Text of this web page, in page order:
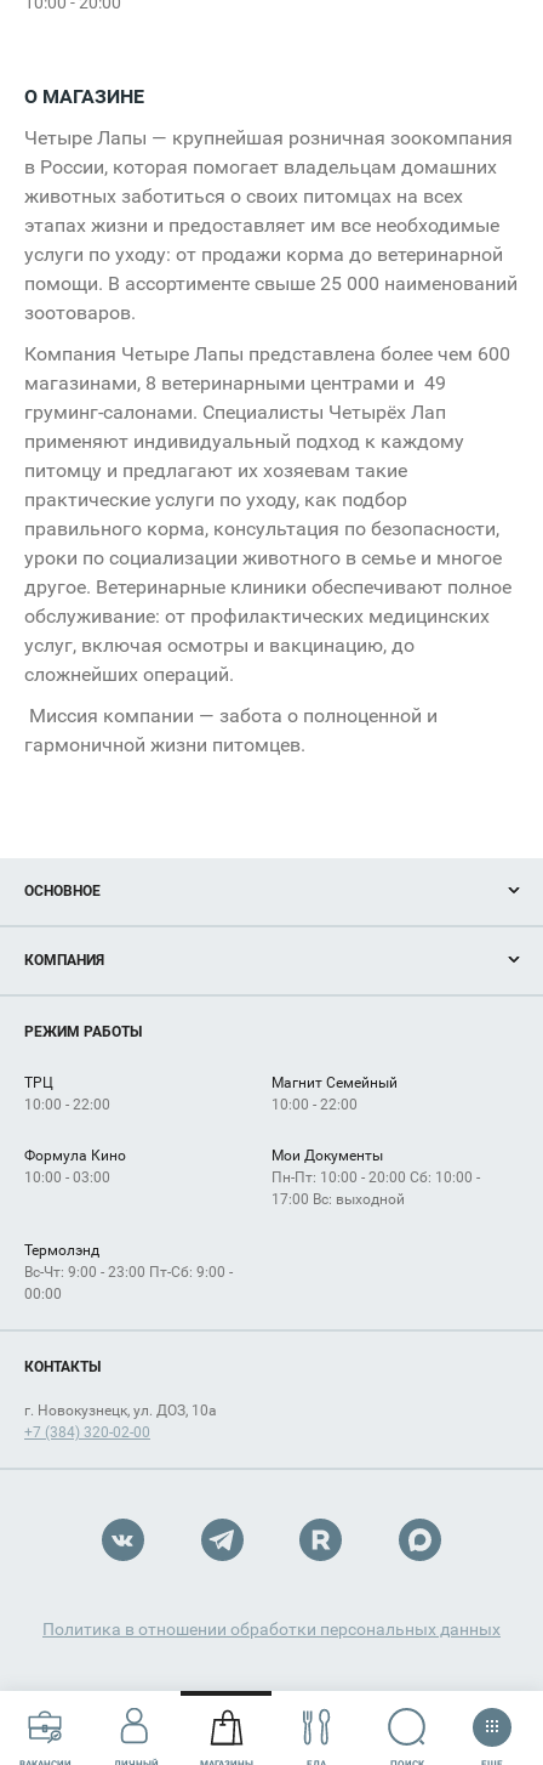
О МАГАЗИНЕ
Четыре Лапы — крупнейшая розничная зоокомпания
в России, которая помогает владельцам домашних
животных заботиться о своих питомцах на всех
этапах жизни и предоставляет им все необходимые
услуги по уходу: от продажи корма до ветеринарной
помощи. В ассортименте свыше 25 000 наименований
зоотоваров.
Компания Четыре Лапы представлена более чем 600
магазинами, 8 ветеринарными центрами и 49
груминг-салонами. Специалисты Четырёх Лап
применяют индивидуальный подход к каждому
питомцу и предлагают их хозяевам такие
практические услуги по уходу, как подбор
правильного корма, консультация по безопасности,
уроки по социализации животного в семье и многое
другое. Ветеринарные клиники обеспечивают полное
обслуживание: от профилактических медицинских
услуг, включая осмотры и вакцинацию, до
сложнейших операций.
Миссия компании — забота о полноценной и
гармоничной жизни питомцев.
ОСНОВНОЕ
Новости
Магазины
Услуги
КОМПАНИЯ
Рекламодателям
Как добраться
РЕЖИМ РАБОТЫ
ТРЦ
10:00 - 22:00
Магнит Семейный
10:00 - 22:00
Формула Кино
10:00 - 03:00
Мои Документы
Пн-Пт: 10:00 - 20:00 Сб: 10:00 -
17:00 Вс: выходной
Термолэнд
Вс-Чт: 9:00 - 23:00 Пт-Сб: 9:00 -
00:00
КОНТАКТЫ
г. Новокузнецк, ул. ДОЗ, 10а
+7 (384) 320-02-00
Политика в отношении обработки персональных данных